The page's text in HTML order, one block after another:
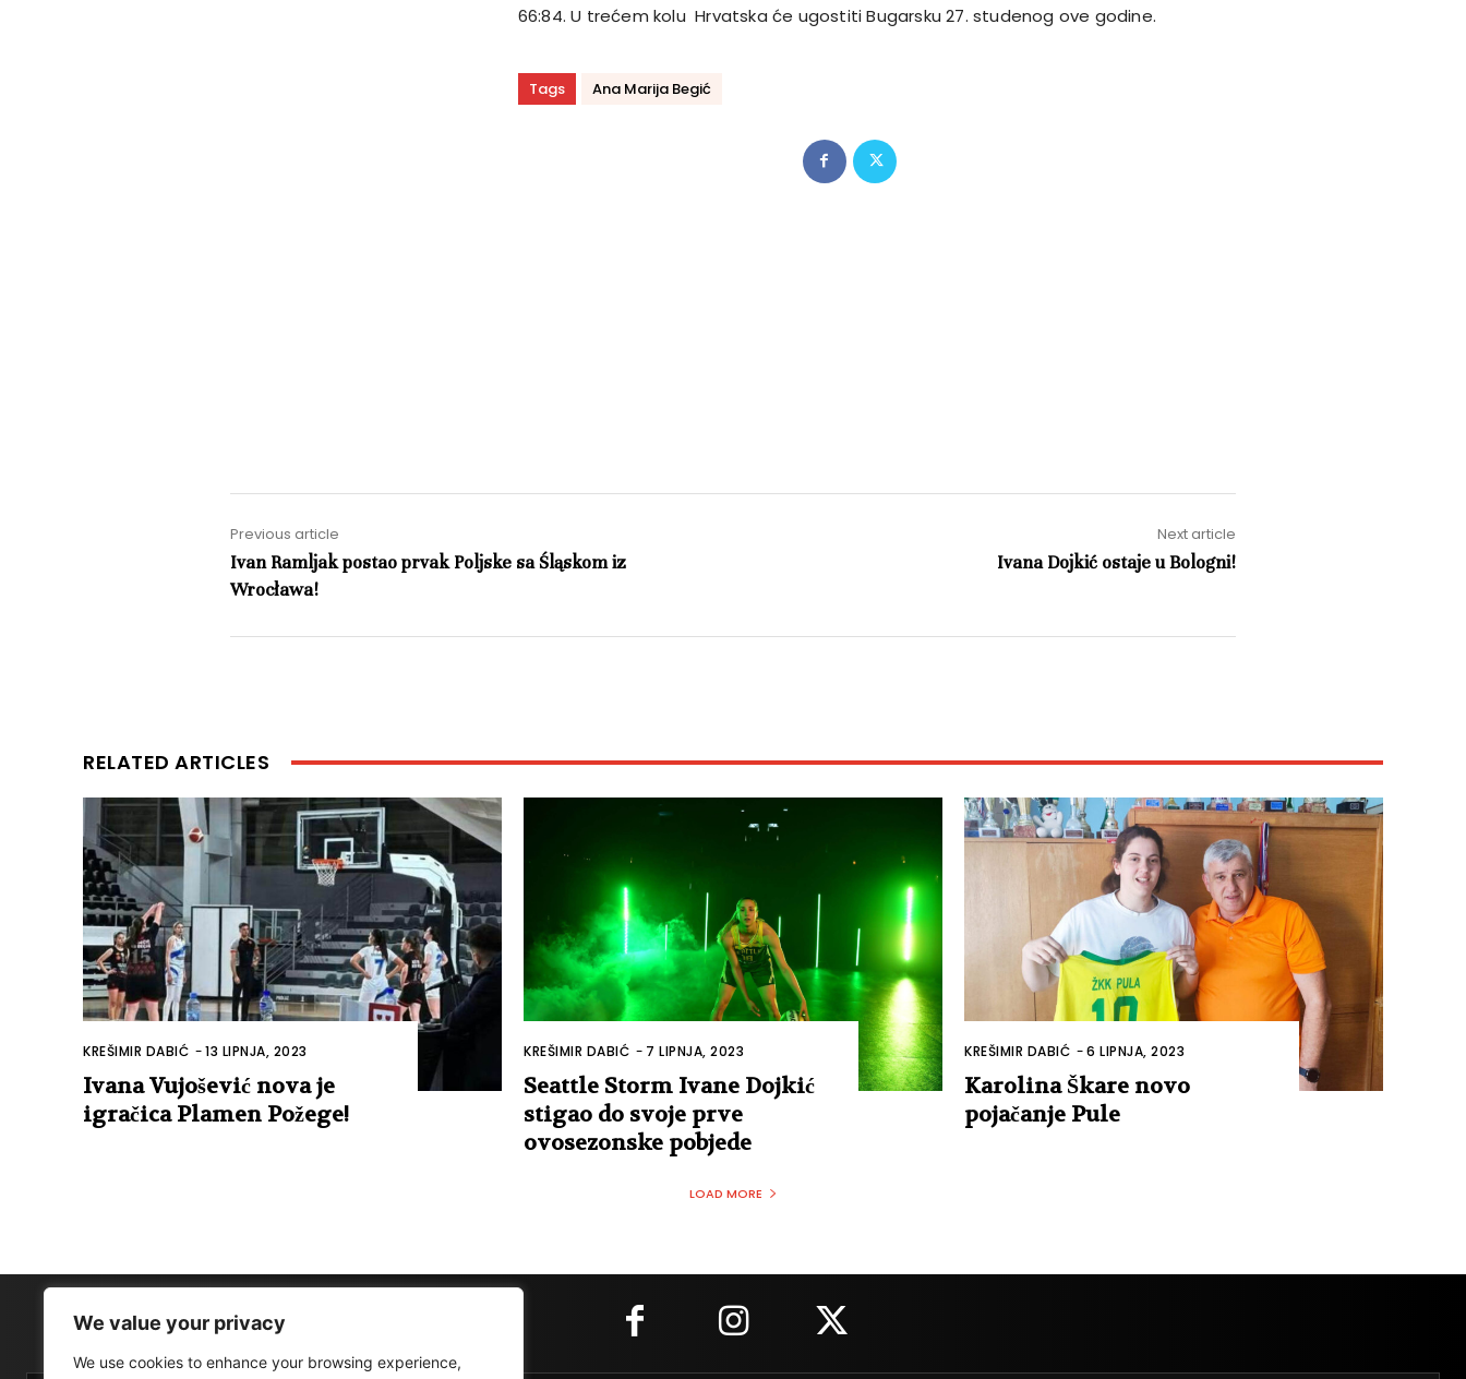
We value your privacy
We use cookies to enhance your browsing experience,
66:84. U trećem kolu Hrvatska će ugostiti Bugarsku 27. studenog ove godine.
Tags Ana Marija Begić
Previous article
Ivan Ramljak postao prvak Poljske sa Śląskom iz
Wrocława!
Next article
Ivana Dojkić ostaje u Bologni!
RELATED ARTICLES
KREŠIMIR DABIĆ -13 LIPNJA, 2023
Ivana Vujošević nova je
igračica Plamen Požege!
KREŠIMIR DABIĆ - 7 LIPNJA, 2023
Seattle Storm Ivane Dojkić
stigao do svoje prve
ovosezonske pobjede
KREŠIMIR DABIĆ -6 LIPNJA, 2023
Karolina Škare novo
pojačanje Pule
LOAD MORE